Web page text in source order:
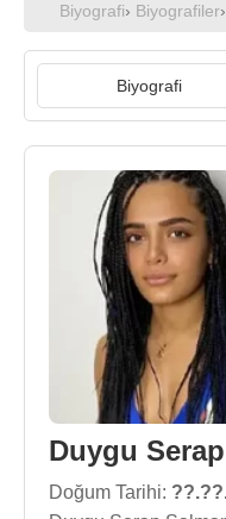
Biyografi› Biyografiler›
Biyografi
Duygu
Doğum Tarihi: